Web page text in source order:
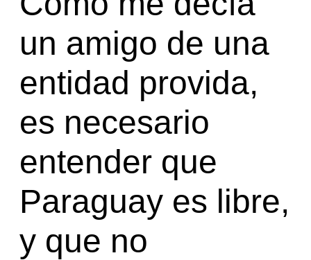
un amigo de una
entidad provida,
es necesario
entender que
Paraguay es libre,
y que no